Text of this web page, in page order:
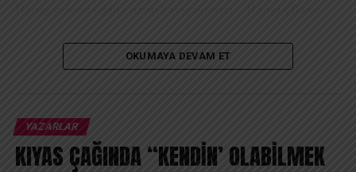
hatta hangi düşüncelerin zihnimize daha sık
uğrayacağını bile büyük ölçüde dijital sistemler belirliyor.
şekillendirir. İnsan zihni boşlukta düşünmez; maruz
kaldığı içerikler, tekrar eden mesajlar ve sürekli
karşılaştığı duygusal uyaranlar zamanla onun gerçeklik
OKUMAYA DEVAM ET
YAZARLAR
KIYAS ÇAĞINDA “KENDİN’ OLABİLMEK